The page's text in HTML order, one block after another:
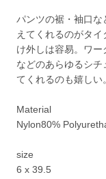
パンツの裾・袖口
えてくれるのがタ
け外しは容易。ワ
などのあらゆるシ
てくれるのも嬉しい
Material
Nylon80%
size
6 x 39.5